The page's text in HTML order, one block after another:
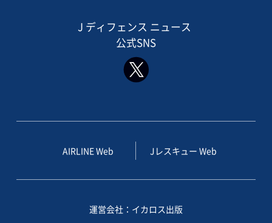
J ディフェンス ニュース
公式SNS
AIRLINE Web Jレスキュー Web
運営会社：イカロス出版